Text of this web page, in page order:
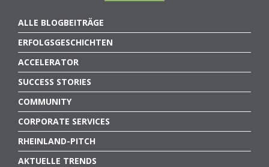
ALLE BLOGBEITRÄGE
ERFOLGSGESCHICHTEN
ACCELERATOR
SUCCESS STORIES
COMMUNITY
CORPORATE SERVICES
RHEINLAND-PITCH
AKTUELLE TRENDS